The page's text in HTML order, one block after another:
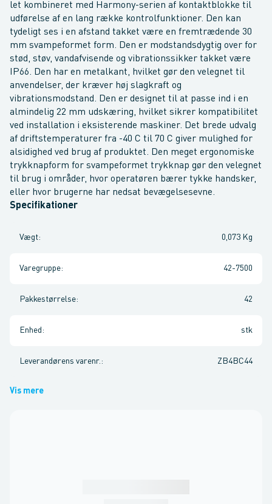
let kombineret med Harmony-serien af kontaktblokke til
udførelse af en lang række kontrolfunktioner. Den kan
tydeligt ses i en afstand takket være en fremtrædende 30
mm svampeformet form. Den er modstandsdygtig over for
stød, støv, vandafvisende og vibrationssikker takket være
IP66. Den har en metalkant, hvilket gør den velegnet til
anvendelser, der kræver høj slagkraft og
vibrationsmodstand. Den er designet til at passe ind i en
almindelig 22 mm udskæring, hvilket sikrer kompatibilitet
ved installation i eksisterende maskiner. Det brede udvalg
af driftstemperaturer fra -40 C til 70 C giver mulighed for
alsidighed ved brug af produktet. Den meget ergonomiske
trykknapform for svampeformet trykknap gør den velegnet
til brug i områder, hvor operatøren bærer tykke handsker,
eller hvor brugerne har nedsat bevægelsesevne.
Specifikationer
Vægt: 0,073 Kg
Varegruppe: 42-7500
Pakkestørrelse: 42
Enhed : stk
Leverandørens varenr. : ZB4BC44
Vis mere